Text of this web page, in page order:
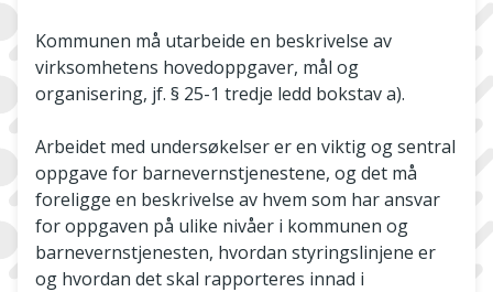
Kommunen må utarbeide en beskrivelse av
virksomhetens hovedoppgaver, mål og
organisering, jf. § 25-1 tredje ledd bokstav a).
Arbeidet med undersøkelser er en viktig og sentral
oppgave for barnevernstjenestene, og det må
foreligge en beskrivelse av hvem som har ansvar
for oppgaven på ulike nivåer i kommunen og
barnevernstjenesten, hvordan styringslinjene er
og hvordan det skal rapporteres innad i